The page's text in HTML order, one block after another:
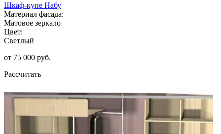
Шкаф-купе Набу
Материал фасада:
Матовое зеркало
Цвет:
Светлый
от 75 000 руб.
Рассчитать